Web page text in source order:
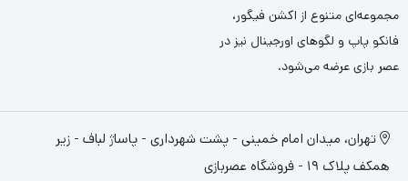
مجموعه‌ای متنوع از اکشن فیگور،
فانکو پاپ و لگوهای اورجینال نیز در
عصر بازی عرضه می‌شود.
تهران، میدان امام خمینی - پشت شهرداری - پاساژ لباف - زیر
همکف پلاک 19 - فروشگاه عصربازی